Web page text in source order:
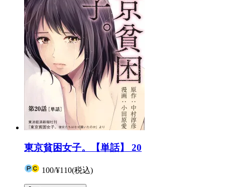
東京貧困女子。【単話】 20
100/¥110(税込)